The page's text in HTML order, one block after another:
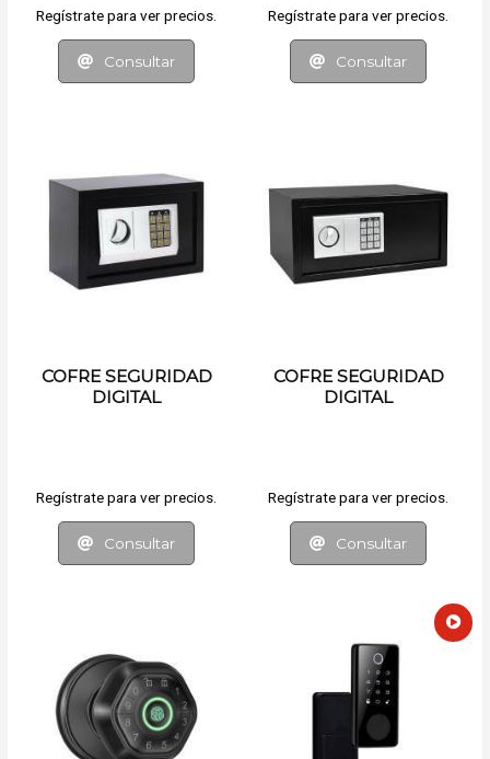
Regístrate para ver precios.
Consultar
Regístrate para ver precios.
Consultar
COFRE SEGURIDAD
DIGITAL
Regístrate para ver precios.
Consultar
COFRE SEGURIDAD
DIGITAL
Regístrate para ver precios.
Consultar